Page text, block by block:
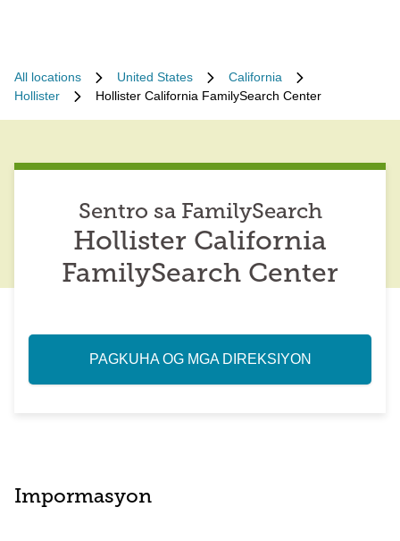
All locations United States
California
Hollister
Hollister California FamilySearch Center
Sentro sa FamilySearch
Hollister California
FamilySearch Center
PAGKUHA OG MGA DIREKSIYON
Impormasyon